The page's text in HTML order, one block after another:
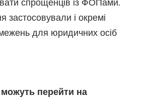
і окремі
для юридичних осіб
перейти на